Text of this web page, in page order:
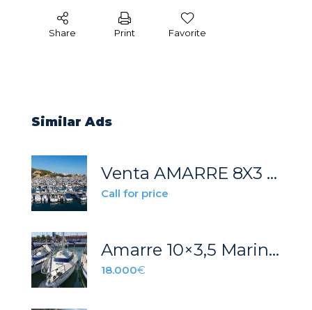
Share Print Favorite
Similar Ads
Venta AMARRE 8X3 Oropesa del Mar (Castellón)
Call for price
Amarre 10×3,5 Marinabadalona
18.000€